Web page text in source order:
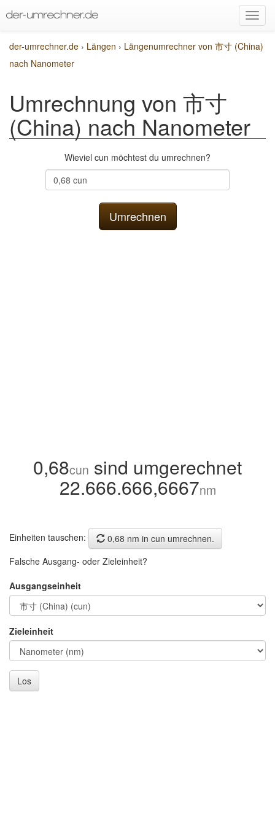
der-umrechner.de › Längen › Längenumrechner von 市寸 (China)
nach Nanometer
Umrechnung von 市寸
(China) nach Nanometer
Wieviel cun möchtest du umrechnen?
0,68cun sind umgerechnet
22.666.666,6667nm
Einheiten tauschen:
0,68 nm in cun umrechnen.
Falsche Ausgang- oder Zieleinheit?
Ausgangseinheit
Zieleinheit
Los